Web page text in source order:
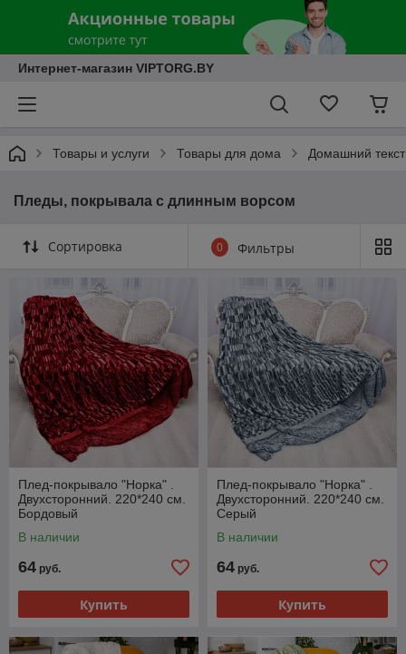
Интернет-магазин VIPTORG.BY
Товары и услуги Товары для дома Домашний
Пледы, покрывала с длинным ворсом
Сортировка 0 Фильтры
Плед-покрывало "Норка" .
Двухсторонний. 220*240 см.
Бордовый
В наличии
64 руб.
Купить
Плед-покрывало "Норка" .
Двухсторонний. 220*240 см.
Серый
В наличии
64 руб.
Купить